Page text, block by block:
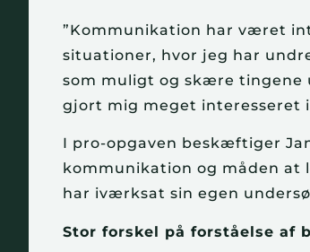
”Kommunikation har været
situationer, hvor jeg har
som muligt og skære tingene
gjort mig meget interesseret i
I pro-opgaven beskæftiger
kommunikation og måden at
har iværksat sin egen
Stor forskel på forståelse af